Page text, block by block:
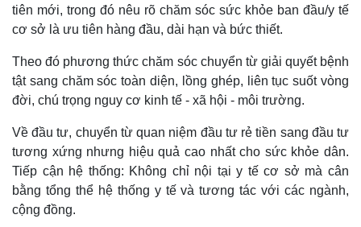
tiên mới, trong đó nêu rõ chăm sóc sức khỏe ban đầu/y tế
cơ sở là ưu tiên hàng đầu, dài hạn và bức thiết.
Theo đó phương thức chăm sóc chuyển từ giải quyết bệnh
tật sang chăm sóc toàn diện, lồng ghép, liên tục suốt vòng
đời, chú trọng nguy cơ kinh tế - xã hội - môi trường.
Về đầu tư, chuyển từ quan niệm đầu tư rẻ tiền sang đầu tư
tương xứng nhưng hiệu quả cao nhất cho sức khỏe dân.
Tiếp cận hệ thống: Không chỉ nội tại y tế cơ sở mà cân
bằng tổng thể hệ thống y tế và tương tác với các ngành,
cộng đồng.